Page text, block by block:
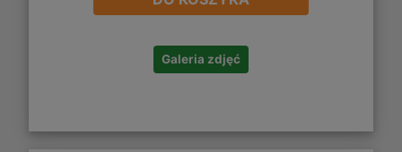
Galeria zdjęć